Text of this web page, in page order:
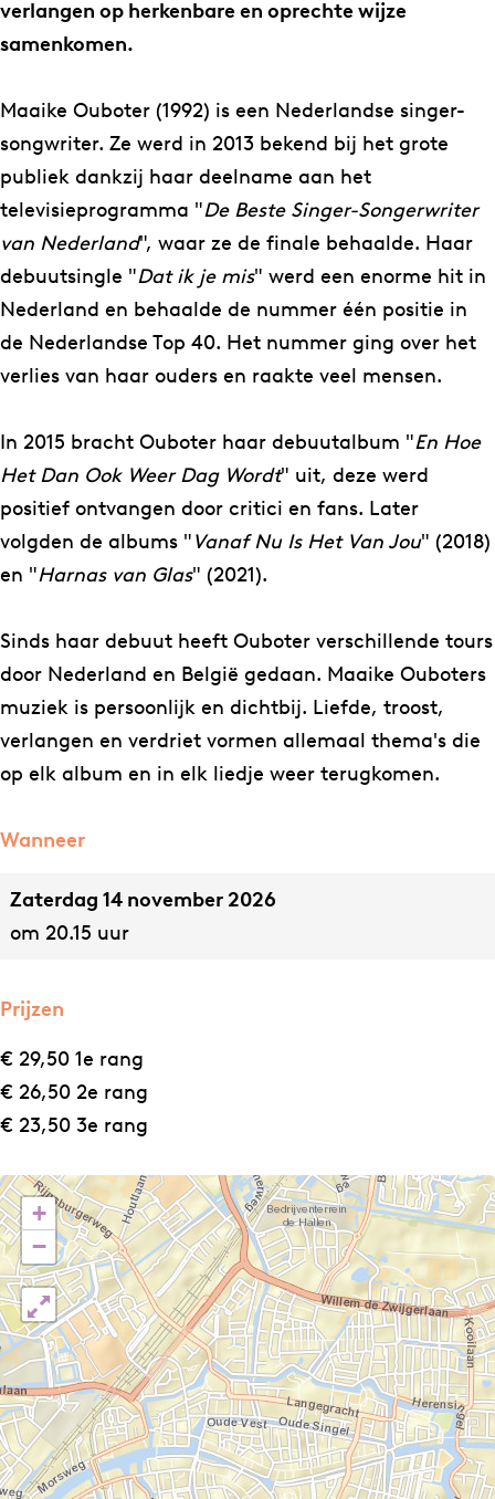
O
o
t
e
r
k
e
u
b
o
t
e
r
verlangen op herkenbare en oprechte wijze
samenkomen.
Maaike Ouboter (1992) is een Nederlandse singer-
songwriter. Ze werd in 2013 bekend bij het grote
publiek dankzij haar deelname aan het
televisieprogramma "De Beste Singer-Songerwriter
van Nederland", waar ze de finale behaalde. Haar
debuutsingle "Dat ik je mis" werd een enorme hit in
Nederland en behaalde de nummer één positie in
de Nederlandse Top 40. Het nummer ging over het
verlies van haar ouders en raakte veel mensen.
In 2015 bracht Ouboter haar debuutalbum "En Hoe
Het Dan Ook Weer Dag Wordt" uit, deze werd
positief ontvangen door critici en fans. Later
volgden de albums "Vanaf Nu Is Het Van Jou" (2018)
en "Harnas van Glas" (2021).
Sinds haar debuut heeft Ouboter verschillende tours
door Nederland en België gedaan. Maaike Ouboters
muziek is persoonlijk en dichtbij. Liefde, troost,
verlangen en verdriet vormen allemaal thema's die
op elk album en in elk liedje weer terugkomen.
Wanneer
Zaterdag 14 november 2026
om 20.15 uur
Prijzen
€ 29,50 1e rang
€ 26,50 2e rang
€ 23,50 3e rang
+
−